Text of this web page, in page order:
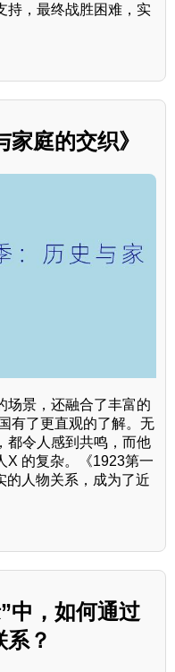
持，最终战胜困难，实
家庭的交织》
场景，还融合了丰富的
有了更直观的了解。无
都令人感到共鸣，而他
X 的复杂。《1923第一
的人物关系，成为了近
中，如何通过
？